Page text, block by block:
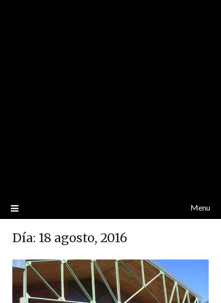
Menu
Día: 18 agosto, 2016